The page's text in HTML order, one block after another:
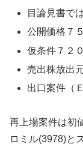
目論見書で
公開価格７
仮条件７２
売出株放出
出口案件（
再上場案件は初
ロミル(3978)と